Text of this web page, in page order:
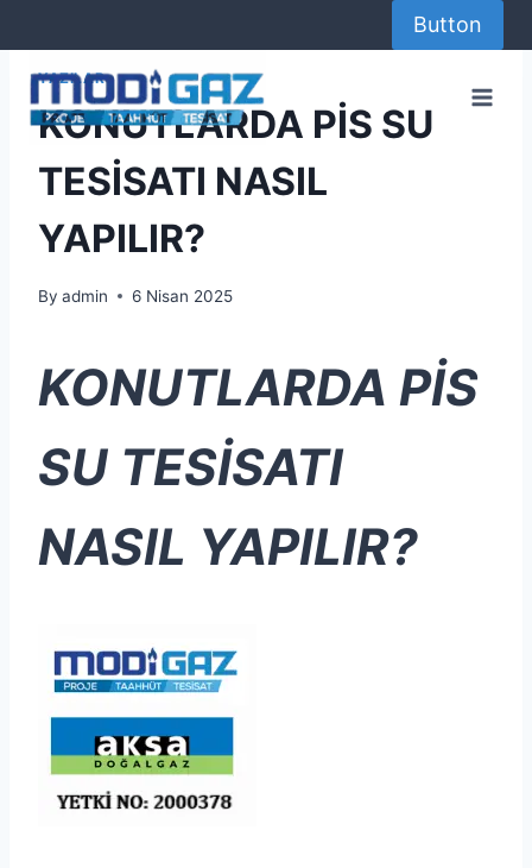
to
content
Button
YAZILAR
KONUTLARDA PİS SU
TESİSATI NASIL
YAPILIR?
By admin 6 Nisan 2025
KONUTLARDA PİS
SU TESİSATI
NASIL YAPILIR?